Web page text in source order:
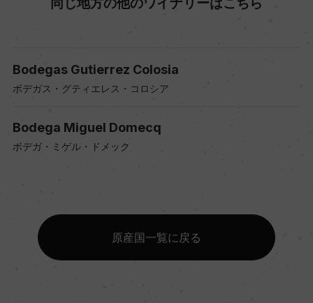
Bodegas Gutierrez Colosia
ボデガス・グティエレス・コロシア
Bodega Miguel Domecq
ボデガ・ミゲル・ドメック
原産国一覧に戻る